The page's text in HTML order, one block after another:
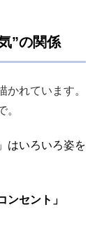
”の関係
れています。
。
はいろいろ姿を
ンセント」